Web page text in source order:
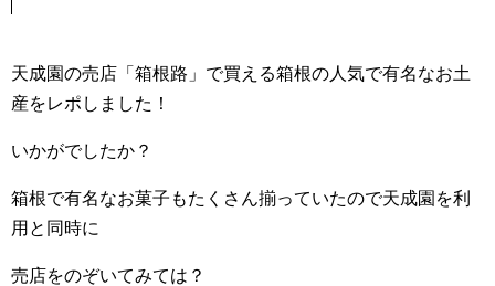
天成園の売店「箱根路」で買える箱根の人気で有名なお土
産をレポしました！
いかがでしたか？
箱根で有名なお菓子もたくさん揃っていたので天成園を利
用と同時に
売店をのぞいてみては？